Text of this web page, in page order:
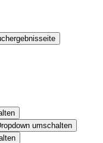
umschalten